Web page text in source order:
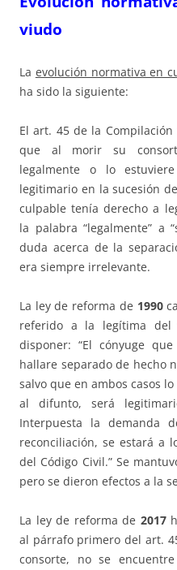
viudo
La evolución normativa en
ha sido la siguiente:
El art. 45 de la Compilación
que al morir su
legalmente o lo
legitimario en la sucesión
culpable tenía derecho a
la palabra “legalmente” a
duda acerca de la
era siempre irrelevante.
La ley de reforma de 1990
referido a la legítima
disponer: “El cónyuge
hallare separado de hecho
salvo que en ambos casos
al difunto, será
Interpuesta la demanda
reconciliación, se estará a
del Código Civil.” Se
pero se dieron efectos a la
La ley de reforma de 2017
al párrafo primero del art.
consorte, no se